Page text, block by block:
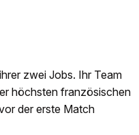
zwei Jobs. Ihr Team
höchsten französischen
der erste Match